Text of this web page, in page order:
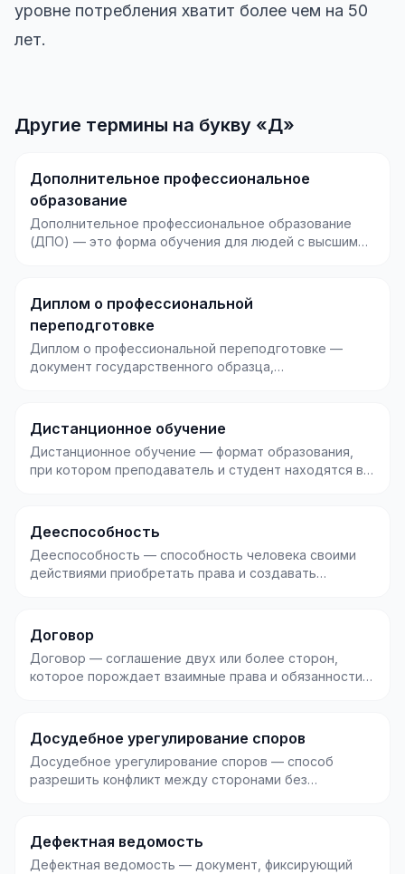
уровне потребления хватит более чем на 50
лет.
Другие термины на букву «Д»
Дополнительное профессиональное
образование
Дополнительное профессиональное образование
(ДПО) — это форма обучения для людей с высшим
Диплом о профессиональной
переподготовке
Диплом о профессиональной переподготовке —
документ государственного образца,
Дистанционное обучение
Дистанционное обучение — формат образования,
при котором преподаватель и студент находятся в
Дееспособность
Дееспособность — способность человека своими
действиями приобретать права и создавать
Договор
Договор — соглашение двух или более сторон,
которое порождает взаимные права и обязанности и
Досудебное урегулирование споров
Досудебное урегулирование споров — способ
разрешить конфликт между сторонами без
Дефектная ведомость
Дефектная ведомость — документ, фиксирующий